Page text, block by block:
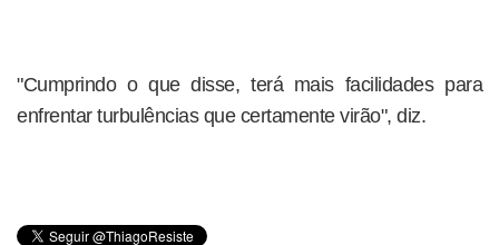
"Cumprindo o que disse, terá mais facilidades para
enfrentar turbulências que certamente virão", diz.